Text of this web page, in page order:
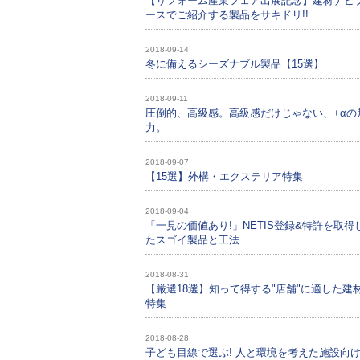
ースでご紹介する製品をサキドリ!!
2018-09-14
冬に備えるシーズナブル製品【15選】
2018-09-11
圧倒的、高級感。高級感だけじゃない、+αの
力。
2018-09-07
【15選】外構・エクステリア特集
2018-09-04
「一見の価値あり!」NETIS登録&特許を取得
たスゴイ製品と工法
2018-08-31
【厳選18選】知って得する"店舗"に適した建
特集
2018-08-28
子ども目線で選ぶ! 人と環境を考えた施設向け